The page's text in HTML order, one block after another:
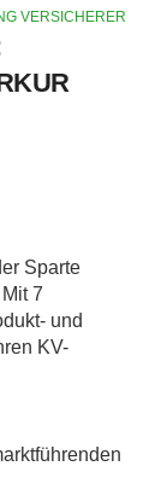
VERSICHERER
Sparte
7
und
KV-